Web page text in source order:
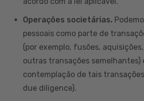
Operações societárias.
pessoais como parte de
(por exemplo, fusões,
outras transações semelhantes)
contemplação de tais
due diligence).